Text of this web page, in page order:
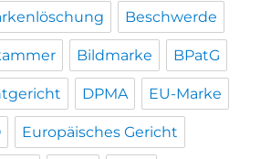
Beschwerde
Bildmarke BPatG
DPMA EU-Marke
Europäisches Gericht